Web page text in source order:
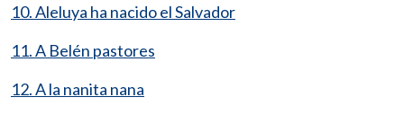
10. Aleluya ha nacido el Salvador
11. A Belén pastores
12. A la nanita nana